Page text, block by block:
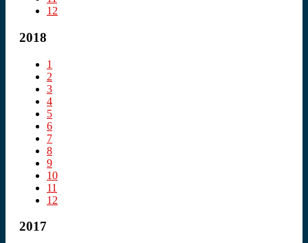
12
2018
1
2
3
4
5
6
7
8
9
10
11
12
2017